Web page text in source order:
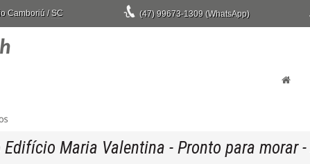
Camboriú /SC (47) 99673-1309 (WhatsApp)
Maria Valentina - Pronto para morar-